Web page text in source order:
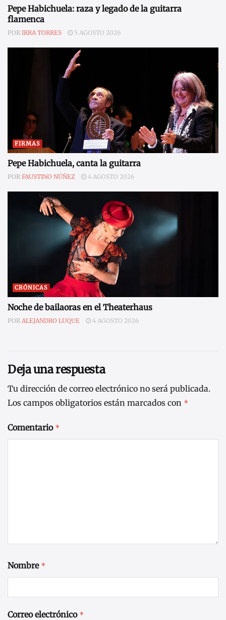
Pepe Habichuela: raza y legado de la guitarra
flamenca
POR IRRA TORRES 5 AGOSTO 2026
FIRMAS
Pepe Habichuela, canta la guitarra
POR FAUSTINO NÚÑEZ 4 AGOSTO 2026
CRÓNICAS
Noche de bailaoras en el Theaterhaus
POR ALEJANDRO LUQUE 4 AGOSTO 2026
Deja una respuesta
Tu dirección de correo electrónico no será publicada.
Los campos obligatorios están marcados con *
Comentario *
Nombre *
Correo electrónico *